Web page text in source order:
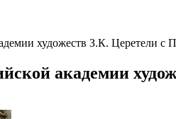
художеств З.К. Церетели
академии